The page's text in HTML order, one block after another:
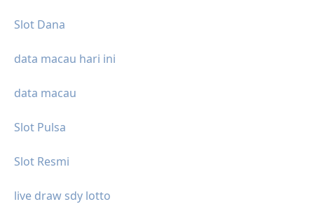
Slot Dana
data macau hari ini
data macau
Slot Pulsa
Slot Resmi
live draw sdy lotto